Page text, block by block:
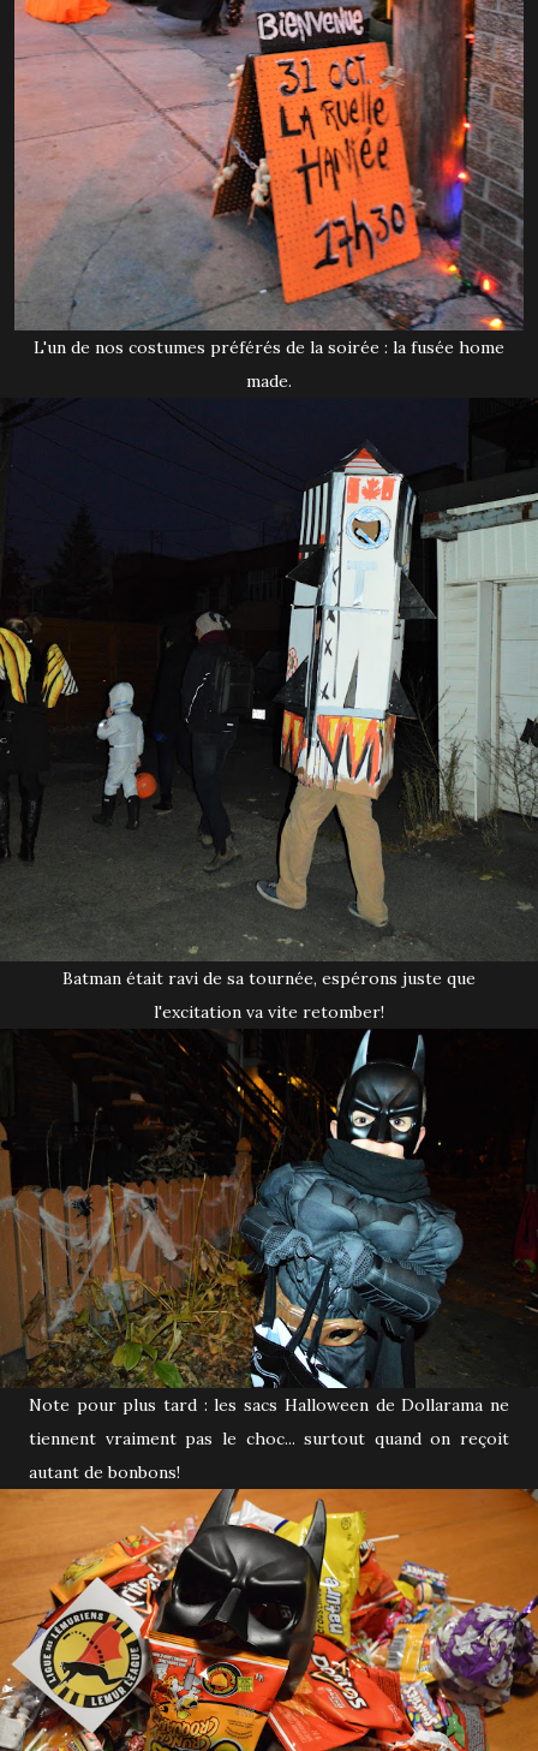
L'un de nos costumes préférés de la soirée : la fusée home
made.
Batman était ravi de sa tournée, espérons juste que
l'excitation va vite retomber!
Note pour plus tard : les sacs Halloween de Dollarama ne
tiennent vraiment pas le choc... surtout quand on reçoit
autant de bonbons!